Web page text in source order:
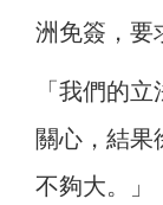
洲免簽，要
「我們的
關心，結果
不夠大。」